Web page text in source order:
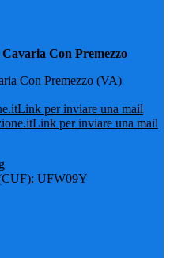
Con Premezzo
Con Premezzo (VA)
Link per inviare una mail
Link per inviare una mail
UFW09Y